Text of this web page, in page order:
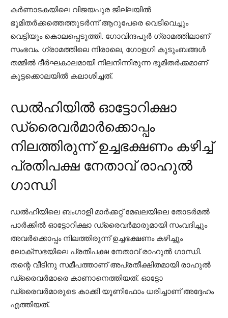
കര്‍ണാടകയിലെ വിജയപുര ജില്ലയില്‍
ഭൂമിതര്‍ക്കത്തെത്തുടര്‍ന്ന് ആറുപേരെ വെടിവെച്ചും
വെട്ടിയും കൊലപ്പെടുത്തി. ഗോവിന്ദപുര്‍ ഗ്രാമത്തിലാണ്
സംഭവം. ഗ്രാമത്തിലെ നിരാലെ, ഗോളഗി കുടുംബങ്ങള്‍
തമ്മില്‍ ദീര്‍ഘകാലമായി നിലനിന്നിരുന്ന ഭൂമിതര്‍ക്കമാണ്
കൂട്ടക്കൊലയില്‍ കലാശിച്ചത്.
ഡല്‍ഹിയില്‍ ഓട്ടോറിക്ഷാ
ഡ്രൈവര്‍മാര്‍ക്കൊപ്പം
നിലത്തിരുന്ന് ഉച്ചഭക്ഷണം കഴിച്ച്
പ്രതിപക്ഷ നേതാവ് രാഹുല്‍
ഗാന്ധി
ഡല്‍ഹിയിലെ ബംഗാളി മാര്‍ക്കറ്റ് മേഖലയിലെ തോടര്‍മല്‍
പാര്‍ക്കില്‍ ഓട്ടോറിക്ഷാ ഡ്രൈവര്‍മാരുമായി സംവദിച്ചും
അവര്‍ക്കൊപ്പം നിലത്തിരുന്ന് ഉച്ചഭക്ഷണം കഴിച്ചും
ലോക്‌സഭയിലെ പ്രതിപക്ഷ നേതാവ് രാഹുല്‍ ഗാന്ധി.
തന്റെ വീടിനു സമീപത്താണ് അപ്രതീക്ഷിതമായി രാഹുല്‍
ഡ്രൈവര്‍മാരെ കാണാനെത്തിയത്. ഓട്ടോ
ഡ്രൈവര്‍മാരുടെ കാക്കി യൂണിഫോം ധരിച്ചാണ് അദ്ദേഹം
എത്തിയത്.